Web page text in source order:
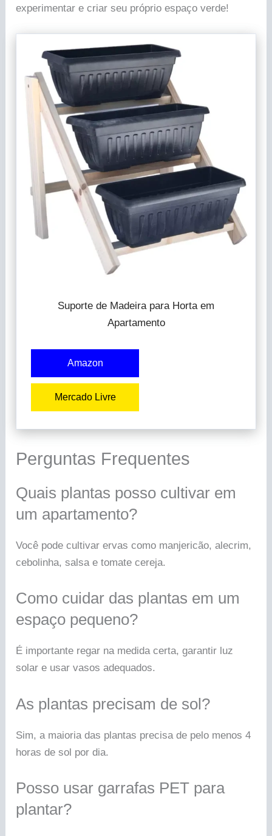
experimentar e criar seu próprio espaço verde!
Suporte de Madeira para Horta em
Apartamento
Amazon
Mercado Livre
Perguntas Frequentes
Quais plantas posso cultivar em
um apartamento?
Você pode cultivar ervas como manjericão, alecrim,
cebolinha, salsa e tomate cereja.
Como cuidar das plantas em um
espaço pequeno?
É importante regar na medida certa, garantir luz
solar e usar vasos adequados.
As plantas precisam de sol?
Sim, a maioria das plantas precisa de pelo menos 4
horas de sol por dia.
Posso usar garrafas PET para
plantar?